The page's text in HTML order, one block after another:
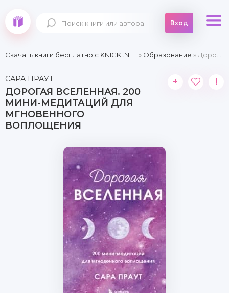
Вход
Скачать книги бесплатно c KNIGKI.NET» Образование » Дорогая вселенная. 200 мини-медитаций для мгновенного воплощения
САРА ПРАУТ
ДОРОГАЯ ВСЕЛЕННАЯ. 200
МИНИ-МЕДИТАЦИЙ ДЛЯ
МГНОВЕННОГО
ВОПЛОЩЕНИЯ
+ !